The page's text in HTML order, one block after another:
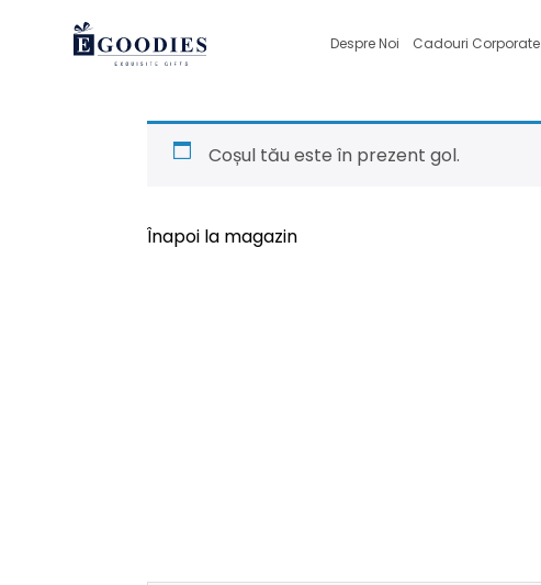
Despre Noi Cadouri Corporate
Coșul tău este în prezent gol.
Înapoi la magazin